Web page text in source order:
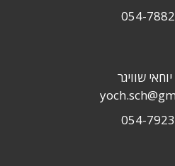
054-
שוויגר
054-